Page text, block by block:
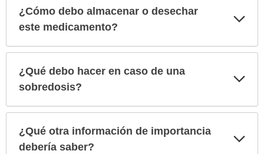
¿Cómo debo almacenar o desechar
este medicamento?
¿Qué debo hacer en caso de una
sobredosis?
¿Qué otra información de importancia
debería saber?